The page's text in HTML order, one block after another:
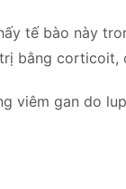
tế bào này
bằng
viêm gan do